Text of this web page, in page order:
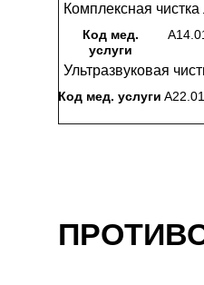
Код мед. услуги
Ультразвуковая
Комплексная чистка
Код мед.
услуги